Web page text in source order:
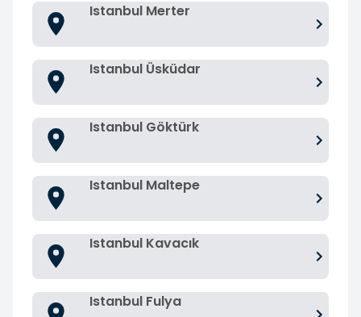
Istanbul Merter
Istanbul Üsküdar
Istanbul Göktürk
Istanbul Maltepe
Istanbul Kavacık
Istanbul Fulya